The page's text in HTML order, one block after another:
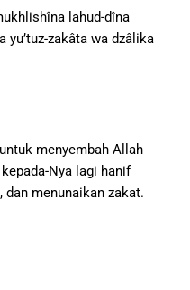
lahud-dîna
yu’tuz-zakâta wa dzâlika
menyembah Allah
Nya lagi hanif
menunaikan zakat.